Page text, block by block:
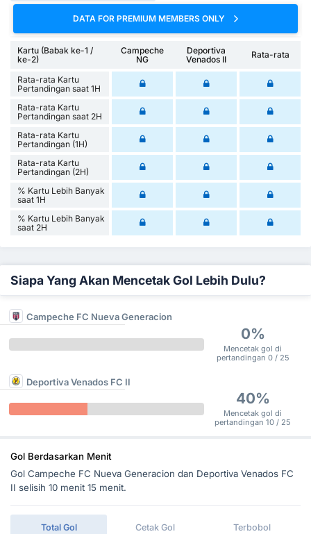
DATA FOR PREMIUM MEMBERS ONLY
Kartu (Babak ke-1 /
ke-2)
Campeche
NG
Deportiva
Venados II
Rata-rata
Rata-rata Kartu
Pertandingan saat 1H
Rata-rata Kartu
Pertandingan saat 2H
Rata-rata Kartu
Pertandingan (1H)
Rata-rata Kartu
Pertandingan (2H)
% Kartu Lebih Banyak
saat 1H
% Kartu Lebih Banyak
saat 2H
Siapa Yang Akan Mencetak Gol Lebih Dulu?
Campeche FC Nueva Generacion
0%
Mencetak gol di
pertandingan 0 / 25
Deportiva Venados FC II
40%
Mencetak gol di
pertandingan 10 / 25
Gol Berdasarkan Menit
Gol Campeche FC Nueva Generacion dan Deportiva Venados FC
II selisih 10 menit 15 menit.
Total Gol Cetak Gol Terbobol